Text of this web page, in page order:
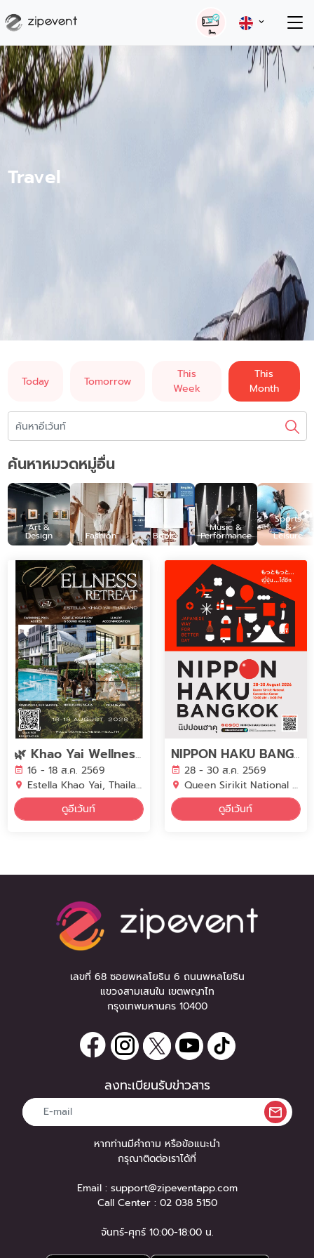
Travel
Today Tomorrow
This
Week
This
Month
ค้นหาหมวดหมู่อื่น
Art &
Design Fashion Book
Music &
Performance
Sports
&
Leisure
🌿 Khao Yai Wellness Retreat 📍16–18 August 2026 | Estella, Khao Yai, Thailand 🇹🇭
16 - 18 ส.ค. 2569
Estella Khao Yai, Thailand
ดูอีเว้นท์
NIPPON HAKU BANGKOK 2026
28 - 30 ส.ค. 2569
Queen Sirikit National Convention Center (QSNCC)
ดูอีเว้นท์
เลขที่ 68 ซอยพหลโยธิน 6 ถนนพหลโยธิน
แขวงสามเสนใน เขตพญาไท
กรุงเทพมหานคร 10400
ลงทะเบียนรับข่าวสาร
หากท่านมีคำถาม หรือข้อแนะนำ
กรุณาติดต่อเราได้ที่
Email : support@zipeventapp.com
Call Center : 02 038 5150
จันทร์-ศุกร์ 10:00-18:00 น.